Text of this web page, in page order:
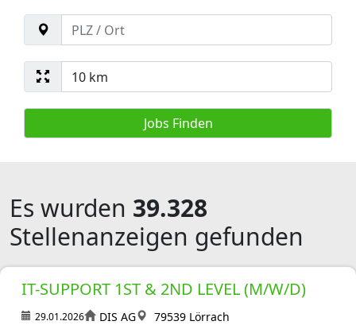
Es wurden 39.328
Stellenanzeigen gefunden
IT-SUPPORT 1ST & 2ND LEVEL (M/W/D)
29.01.2026 DIS AG 79539 Lörrach